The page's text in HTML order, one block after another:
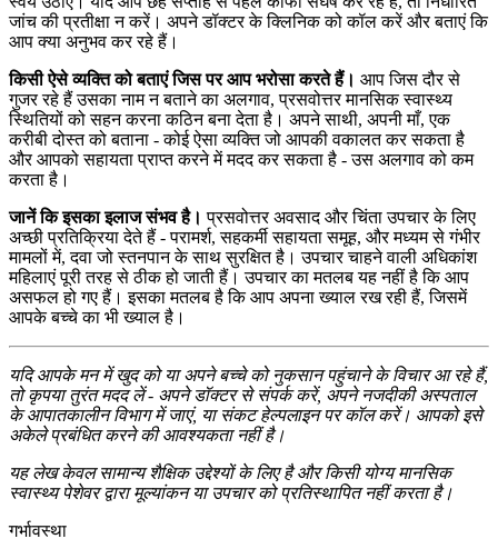
जांच की प्रतीक्षा न करें। अपने डॉक्टर के क्लिनिक को कॉल करें और बताएं कि
आप क्या अनुभव कर रहे हैं।
किसी ऐसे व्यक्ति को बताएं जिस पर आप भरोसा करते हैं। आप जिस दौर से
गुजर रहे हैं उसका नाम न बताने का अलगाव, प्रसवोत्तर मानसिक स्वास्थ्य
स्थितियों को सहन करना कठिन बना देता है। अपने साथी, अपनी माँ, एक
करीबी दोस्त को बताना - कोई ऐसा व्यक्ति जो आपकी वकालत कर सकता है
और आपको सहायता प्राप्त करने में मदद कर सकता है - उस अलगाव को कम
करता है।
जानें कि इसका इलाज संभव है। प्रसवोत्तर अवसाद और चिंता उपचार के लिए
अच्छी प्रतिक्रिया देते हैं - परामर्श, सहकर्मी सहायता समूह, और मध्यम से गंभीर
मामलों में, दवा जो स्तनपान के साथ सुरक्षित है। उपचार चाहने वाली अधिकांश
महिलाएं पूरी तरह से ठीक हो जाती हैं। उपचार का मतलब यह नहीं है कि आप
असफल हो गए हैं। इसका मतलब है कि आप अपना ख्याल रख रही हैं, जिसमें
आपके बच्चे का भी ख्याल है।
यदि आपके मन में खुद को या अपने बच्चे को नुकसान पहुंचाने के विचार आ रहे हैं,
तो कृपया तुरंत मदद लें - अपने डॉक्टर से संपर्क करें, अपने नजदीकी अस्पताल
के आपातकालीन विभाग में जाएं, या संकट हेल्पलाइन पर कॉल करें। आपको इसे
अकेले प्रबंधित करने की आवश्यकता नहीं है।
यह लेख केवल सामान्य शैक्षिक उद्देश्यों के लिए है और किसी योग्य मानसिक
स्वास्थ्य पेशेवर द्वारा मूल्यांकन या उपचार को प्रतिस्थापित नहीं करता है।
गर्भावस्था